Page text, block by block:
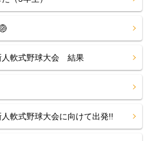
人軟式野球大会 結果
軟式野球大会に向けて出発!!